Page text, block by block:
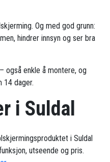
Og med god grunn:
hindrer innsyn og ser bra
– også enkle å montere, og
14 dager.
i Suldal
i Suldal
utseende og pris.